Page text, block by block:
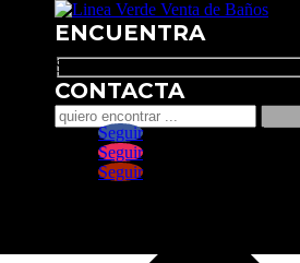
ENCUENTRA
Search
CONTACTA
Seguir
Seguir
Seguir